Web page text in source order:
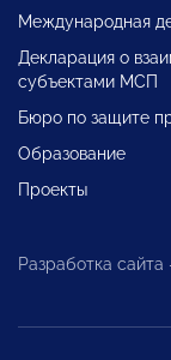
Международная
Декларация о
субъектами МСП
Бюро по защите
Образование
Проекты
Разработка